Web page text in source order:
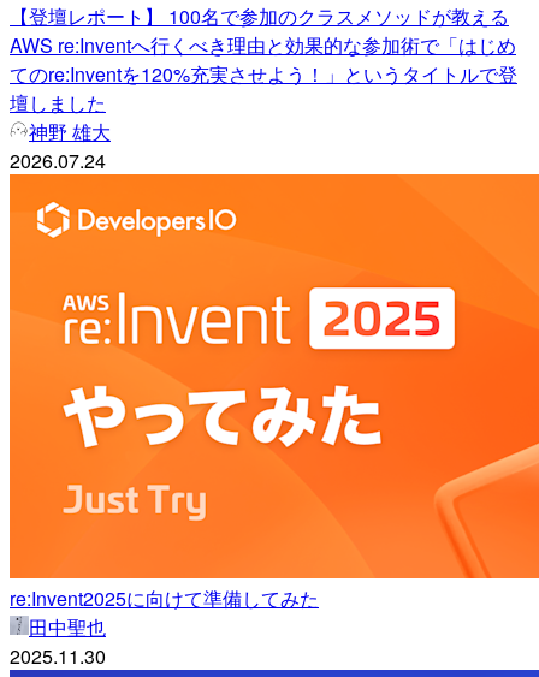
【登壇レポート】 100名で参加のクラスメソッドが教える
AWS re:Inventへ行くべき理由と効果的な参加術で「はじめ
てのre:Inventを120%充実させよう！」というタイトルで登
壇しました
神野 雄大
2026.07.24
re:Invent2025に向けて準備してみた
田中聖也
2025.11.30